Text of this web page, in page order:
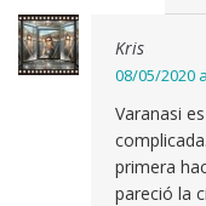
Kris
08/05/2020
Varanasi
primera
pareció la